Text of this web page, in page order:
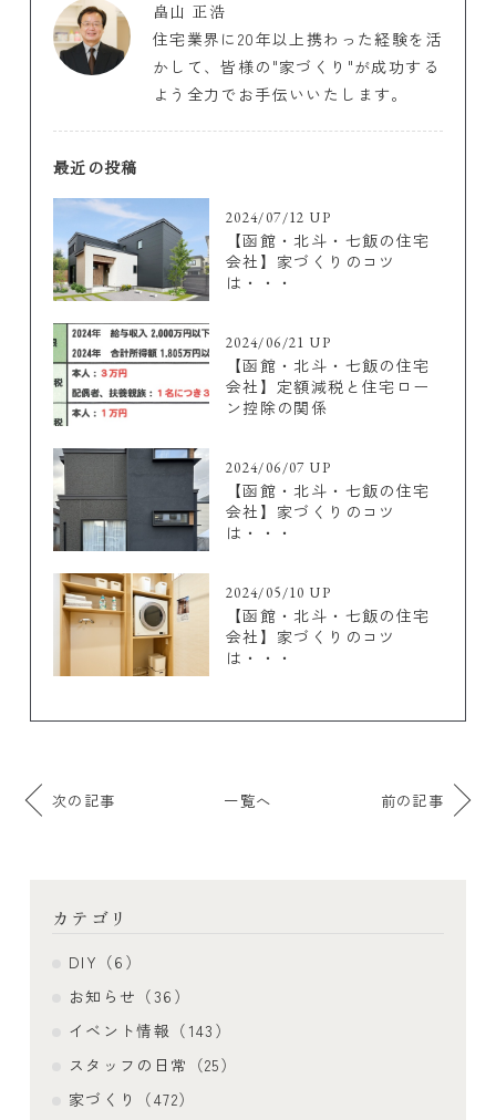
畠山 正浩
住宅業界に20年以上携わった経験を活
かして、皆様の"家づくり"が成功する
よう全力でお手伝いいたします。
最近の投稿
2024/07/12 UP
【函館・北斗・七飯の住宅
会社】家づくりのコツ
は・・・
2024/06/21 UP
【函館・北斗・七飯の住宅
会社】定額減税と住宅ロー
ン控除の関係
2024/06/07 UP
【函館・北斗・七飯の住宅
会社】家づくりのコツ
は・・・
2024/05/10 UP
【函館・北斗・七飯の住宅
会社】家づくりのコツ
は・・・
次の記事 一覧へ 前の記事
カテゴリ
DIY（6）
お知らせ（36）
イベント情報（143）
スタッフの日常（25）
家づくり（472）